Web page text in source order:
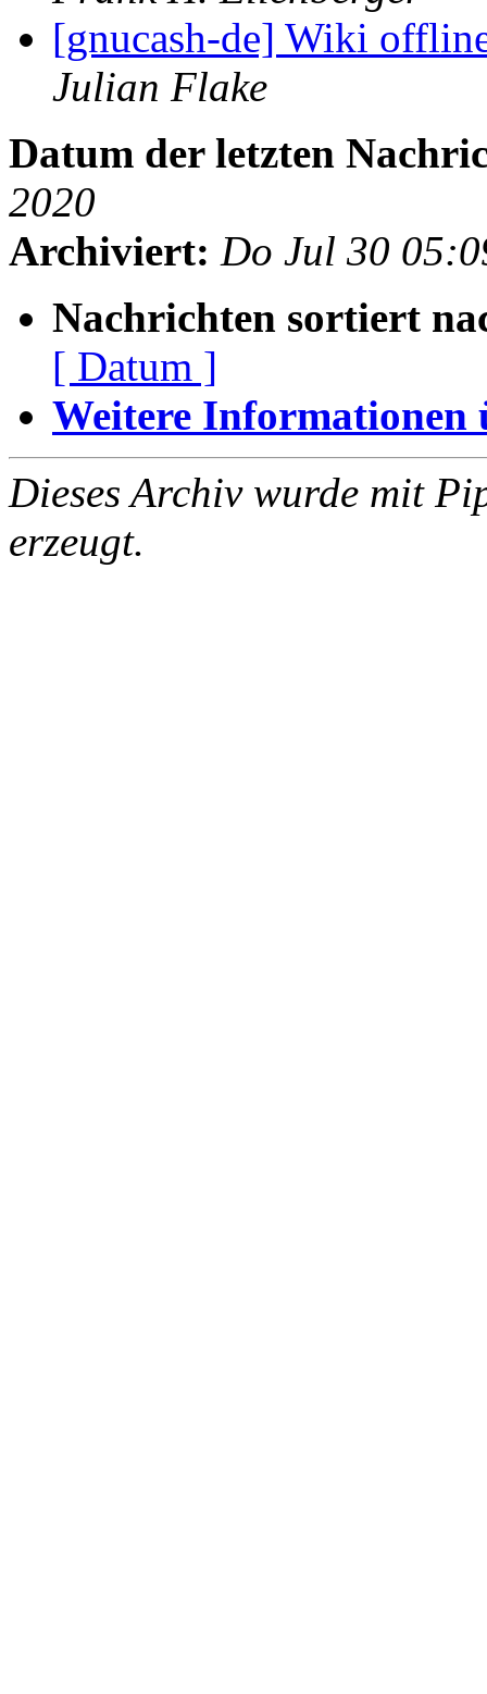
[gnucash-de] Wiki
Julian Flake
Datum der letzten
2020
Archiviert: Do Jul 30
Nachrichten sortiert
[ Datum ]
Weitere Informationen
Dieses Archiv wurde mit
erzeugt.